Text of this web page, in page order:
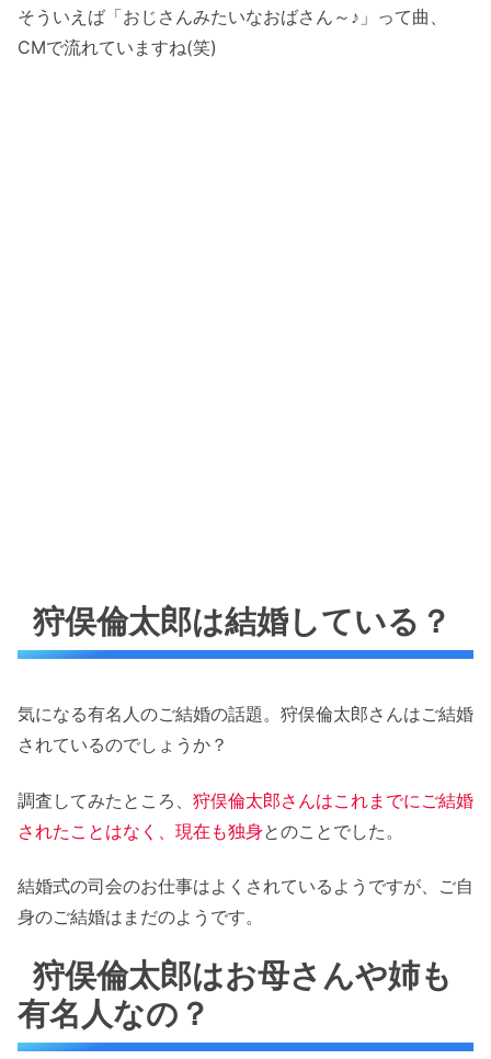
そういえば「おじさんみたいなおばさん～♪」って曲、
CMで流れていますね(笑)
狩俣倫太郎は結婚している？
気になる有名人のご結婚の話題。狩俣倫太郎さんはご結婚
されているのでしょうか？
調査してみたところ、 狩俣倫太郎さんはこれまでにご結婚
されたことはなく、現在も独身とのことでした。
結婚式の司会のお仕事はよくされているようですが、ご自
身のご結婚はまだのようです。
狩俣倫太郎はお母さんや姉も
有名人なの？